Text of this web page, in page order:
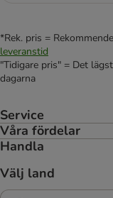
*Rek. pris =
leveranstid
"Tidigare pris" = Det
dagarna
Service
Våra fördelar
Handla
Välj land